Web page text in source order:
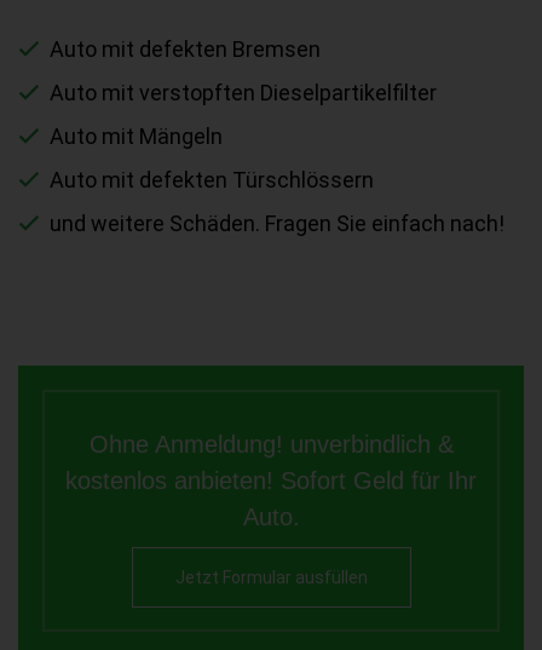
Auto mit defekten Bremsen
Auto mit verstopften Dieselpartikelfilter
Auto mit Mängeln
Auto mit defekten Türschlössern
und weitere Schäden. Fragen Sie einfach nach!
Ohne Anmeldung! unverbindlich &
kostenlos anbieten! Sofort Geld für Ihr
Auto.
Jetzt Formular ausfüllen